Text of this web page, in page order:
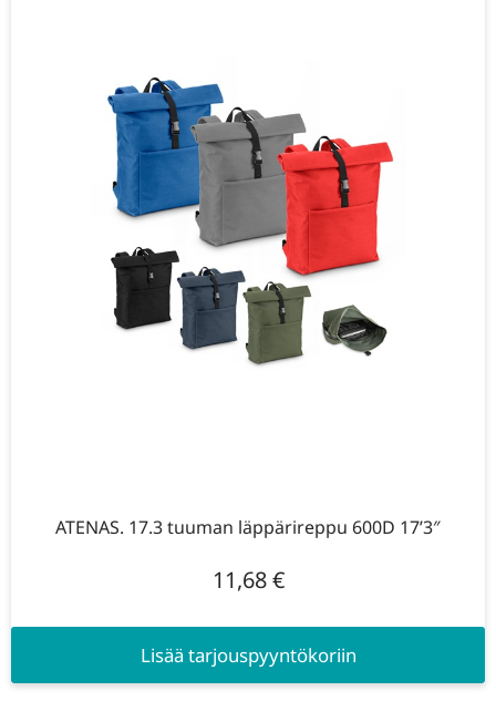
ATENAS. 17.3 tuuman läppärireppu 600D 17’3″
11,68€
Lisää tarjouspyyntökoriin